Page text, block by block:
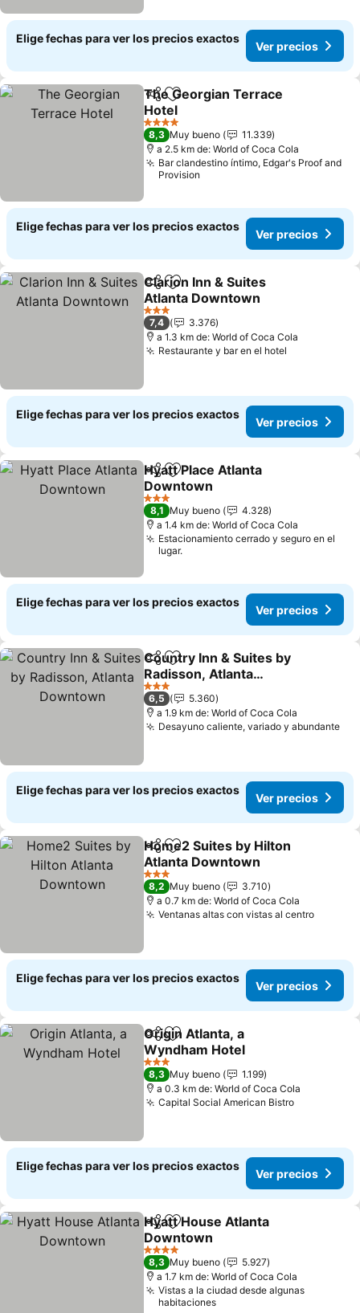
Elige fechas para ver los precios exactos
Ver precios
Compartir
Agregar a favoritos
The Georgian Terrace
Hotel
4 Estrellas
8,3 Muy bueno
11.339
a 2.5 km de: World of Coca Cola
Bar clandestino íntimo, Edgar's Proof and
Provision
Elige fechas para ver los precios exactos
Ver precios
CompartirAgregar a favoritos
Clarion Inn & Suites
Atlanta Downtown
3 Estrellas
7,4
3.376
a 1.3 km de: World of Coca Cola
Restaurante y bar en el hotel
Elige fechas para ver los precios exactos
Ver precios
CompartirAgregar a favoritos
Hyatt Place Atlanta
Downtown
3 Estrellas
8,1 Muy bueno
4.328
a 1.4 km de: World of Coca Cola
Estacionamiento cerrado y seguro en el
lugar.
Elige fechas para ver los precios exactos
Ver precios
CompartirAgregar a favoritos
Country Inn & Suites by
Radisson, Atlanta
Downtown
3 Estrellas
6,5
5.360
a 1.9 km de: World of Coca Cola
Desayuno caliente, variado y abundante
Elige fechas para ver los precios exactos
Ver precios
CompartirAgregar a favoritos
Home2 Suites by Hilton
Atlanta Downtown
3 Estrellas
8,2 Muy bueno
3.710
a 0.7 km de: World of Coca Cola
Ventanas altas con vistas al centro
Elige fechas para ver los precios exactos
Ver precios
CompartirAgregar a favoritos
Origin Atlanta, a
Wyndham Hotel
3 Estrellas
8,3 Muy bueno
1.199
a 0.3 km de: World of Coca Cola
Capital Social American Bistro
Elige fechas para ver los precios exactos
Ver precios
CompartirAgregar a favoritos
Hyatt House Atlanta
Downtown
4 Estrellas
8,3 Muy bueno
5.927
a 1.7 km de: World of Coca Cola
Vistas a la ciudad desde algunas
habitaciones